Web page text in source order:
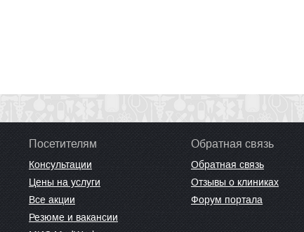
Посетителям
Консультации
Цены на услуги
Все акции
Резюме и вакансии
Обратная связь
Обратная связь
Отзывы о клиниках
Форум портала